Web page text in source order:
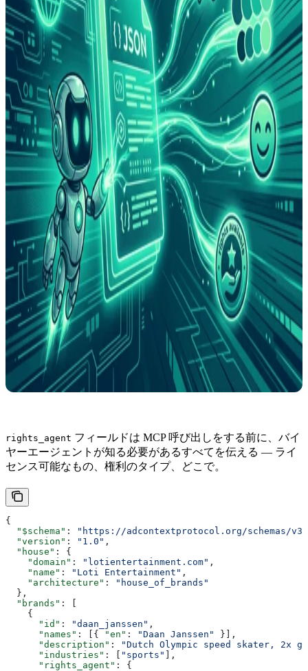
rights_agent フィールドは MCP 呼び出しをする前に、バイ
ヤーエージェントが知る必要があるすべてを伝える — ライ
センス可能なもの、権利のタイプ、どこで。
{
  "$schema"
:
"https://adcontextprotocol.org/schemas/
  "version"
: "1.0" ,
  "house"
: {
    "domain"
: "lotientertainment.com" ,
    "name"
: "Loti Entertainment" ,
    "architecture"
:
"house_of_brands"
  },
  "brands"
: [
    {
      "id"
: "daan_janssen" ,
      "names"
: [{ "en" : "Daan Janssen"
}],
      "description"
:
"Dutch Olympic speed skater, 2x
      "industries"
: [ "sports"
],
      "rights_agent"
: {